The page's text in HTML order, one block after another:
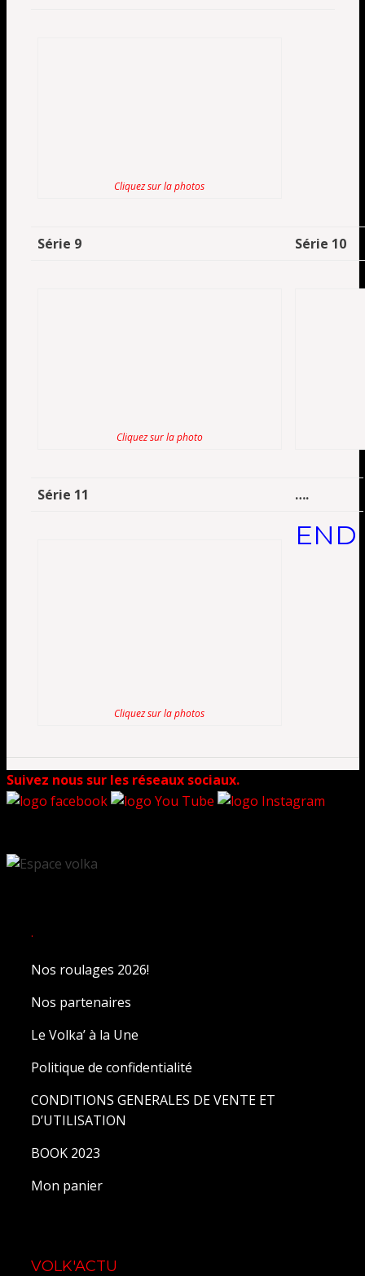
Cliquez sur la photos
Série 9 Série 10
Cliquez sur la photo
Série 11 ….
Cliquez sur la photos
END
Suivez nous sur les réseaux sociaux.
.
Nos roulages 2026!
Nos partenaires
Le Volka’ à la Une
Politique de confidentialité
CONDITIONS GENERALES DE VENTE ET
D’UTILISATION
BOOK 2023
Mon panier
VOLK'ACTU